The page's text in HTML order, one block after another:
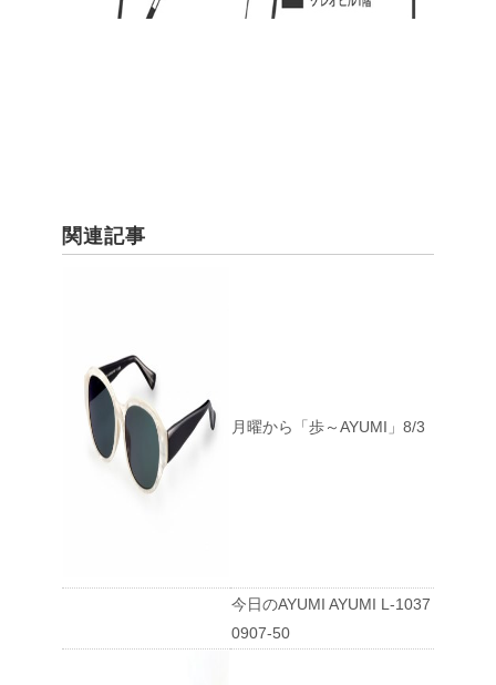
関連記事
月曜から「歩～AYUMI」8/3
今日のAYUMI AYUMI L-1037
0907-50